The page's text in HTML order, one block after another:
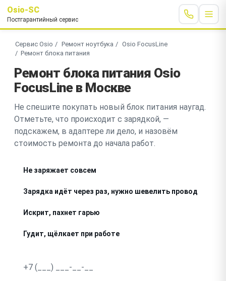
Osio-SC
Постгарантийный сервис
Сервис Osio Ремонт ноутбука
Osio FocusLine
Ремонт блока питания
Ремонт блока питания Osio
FocusLine в Москве
Не спешите покупать новый блок питания наугад.
Отметьте, что происходит с зарядкой, —
подскажем, в адаптере ли дело, и назовём
стоимость ремонта до начала работ.
Не заряжает совсем
Зарядка идёт через раз, нужно шевелить провод
Искрит, пахнет гарью
Гудит, щёлкает при работе